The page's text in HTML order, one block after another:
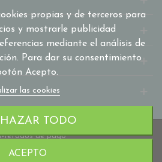
propias y de terceros para
y mostrarle publicidad
mediante el análisis de
Para dar su consentimiento
Acepto.
las cookies
TODO
ACEPTO
2025 mabaonline.com